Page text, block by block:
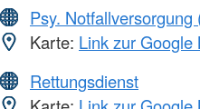
Psy. Notfallversorgung
Karte: Link zur Google
Rettungsdienst